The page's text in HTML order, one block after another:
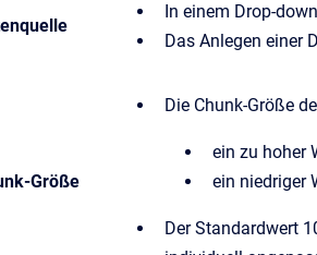
In einem Drop-
Das Anlegen einer
Größe
Die Chunk-Größe
ein zu hoher
ein niedriger
Der Standardwert